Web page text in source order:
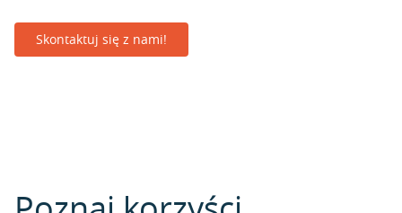
Skontaktuj się z nami!